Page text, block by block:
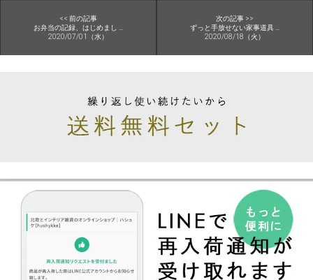
<< 前の記事
お弁当の記録、はじめまし ...
2020/07/01（水）
次の記事 >>
ずっと手放せない家事道具 ...
2020/08/18（火）